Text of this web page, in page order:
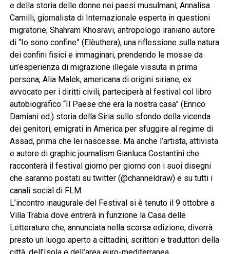
e della storia delle donne nei paesi musulmani; Annalisa
Camilli, giornalista di Internazionale esperta in questioni
migratorie; Shahram Khosravi, antropologo iraniano autore
di “Io sono confine” (Elèuthera), una riflessione sulla natura
dei confini fisici e immaginari, prendendo le mosse da
un’esperienza di migrazione illegale vissuta in prima
persona; Alia Malek, americana di origini siriane, ex
avvocato per i diritti civili, parteciperà al festival col libro
autobiografico “Il Paese che era la nostra casa” (Enrico
Damiani ed.) storia della Siria sullo sfondo della vicenda
dei genitori, emigrati in America per sfuggire al regime di
Assad, prima che lei nascesse. Ma anche l’artista, attivista
e autore di graphic journalism Gianluca Costantini che
racconterà il festival giorno per giorno con i suoi disegni
che saranno postati su twitter (@channeldraw) e su tutti i
canali social di FLM.
L’incontro inaugurale del Festival si è tenuto il 9 ottobre a
Villa Trabia dove entrerà in funzione la Casa delle
Letterature che, annunciata nella scorsa edizione, diverrà
presto un luogo aperto a cittadini, scrittori e traduttori della